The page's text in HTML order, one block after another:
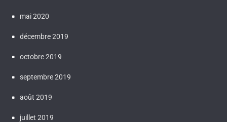
mai 2020
décembre 2019
octobre 2019
septembre 2019
août 2019
juillet 2019